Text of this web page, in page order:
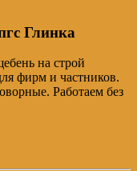
Глинка
на строй
фирм и частников.
Работаем без